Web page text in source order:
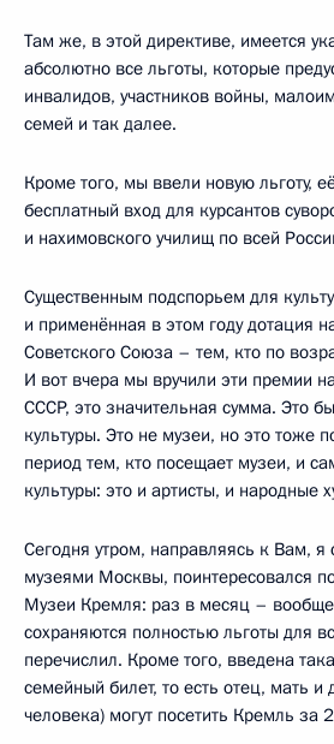
Там же, в этой директиве, имеется
абсолютно все льготы, которые
инвалидов, участников войны,
семей и так далее.
Кроме того, мы ввели новую льготу,
бесплатный вход для курсантов
и нахимовского училищ по всей
Существенным подспорьем для
и применённая в этом году дотация
Советского Союза – тем, кто по
И вот вчера мы вручили эти премии
СССР, это значительная сумма. Это
культуры. Это не музеи, но это тоже
период тем, кто посещает музеи, и
культуры: это и артисты, и народные
Сегодня утром, направляясь к Вам, я
музеями Москвы, поинтересовался
Музеи Кремля: раз в месяц – вообще
сохраняются полностью льготы для
перечислил. Кроме того, введена
семейный билет, то есть отец, мать и
человека) могут посетить Кремль за